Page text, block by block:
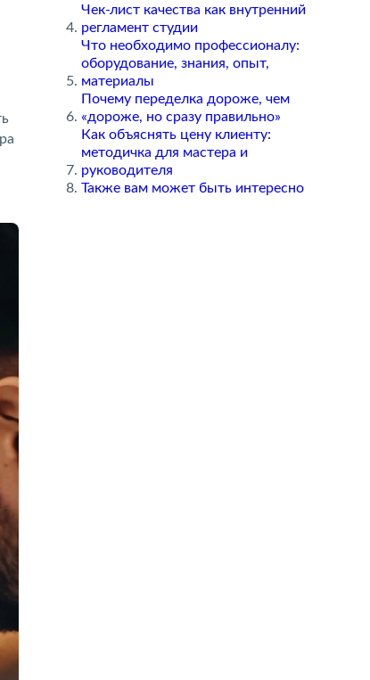
Чек-лист качества как внутренний
регламент студии
Что необходимо профессионалу:
оборудование, знания, опыт,
материалы
Почему переделка дороже, чем
«дороже, но сразу правильно»
Как объяснять цену клиенту:
методичка для мастера и
руководителя
Также вам может быть интересно